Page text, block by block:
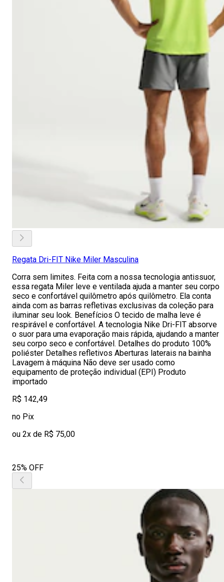
Regata Dri-FIT Nike Miler Masculina
Corra sem limites. Feita com a nossa tecnologia antissuor,
essa regata Miler leve e ventilada ajuda a manter seu corpo
seco e confortável quilômetro após quilômetro. Ela conta
ainda com as barras refletivas exclusivas da coleção para
iluminar seu look. Benefícios O tecido de malha leve é
respirável e confortável. A tecnologia Nike Dri-FIT absorve
o suor para uma evaporação mais rápida, ajudando a manter
seu corpo seco e confortável. Detalhes do produto 100%
poliéster Detalhes refletivos Aberturas laterais na bainha
Lavagem à máquina Não deve ser usado como
equipamento de proteção individual (EPI) Produto
importado
R$ 142,49
no Pix
ou 2x de R$ 75,00
25% OFF